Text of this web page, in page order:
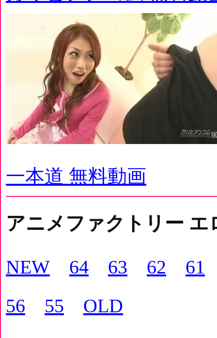
一本道 無料動画
アニメファクトリー
NEW
64 63 62
61
56
55 OLD